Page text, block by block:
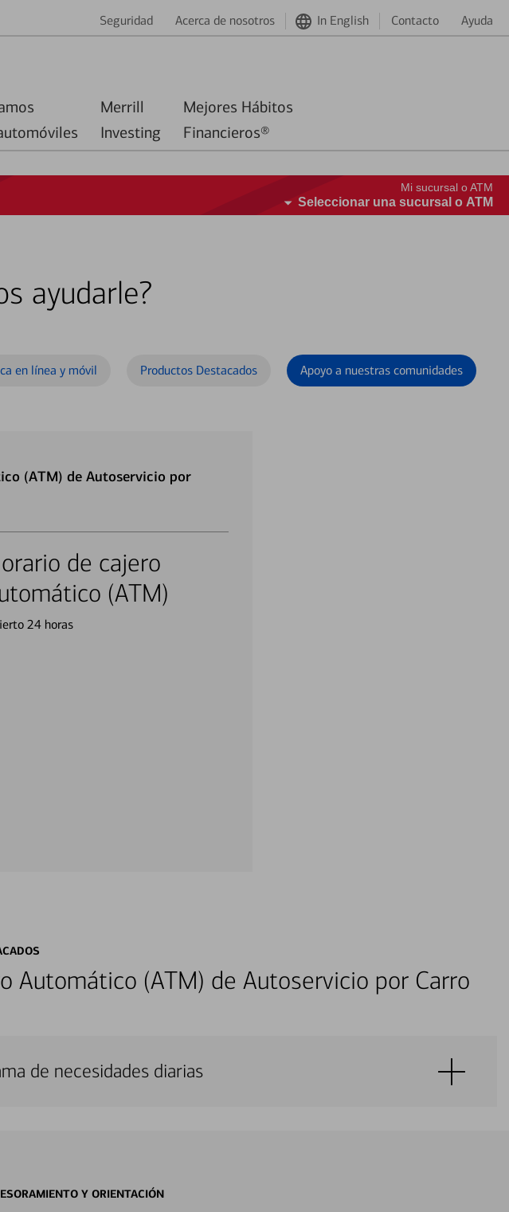
Seguridad Acerca de nosotros In English Contacto Ayuda
Merrill
Investing
Mejores Hábitos
Financieros®
Mi sucursal o ATM
Seleccionar una sucursal o ATM
ayudarle?
en línea y móvil Productos Destacados Apoyo a nuestras comunidades
(ATM) de Autoservicio por
de cajero
(ATM)
24 horas
Automático (ATM) de Autoservicio por Carro
de necesidades diarias
Y ORIENTACIÓN